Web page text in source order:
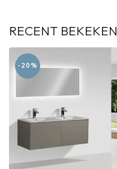
RECENT BEKEKEN
-20%